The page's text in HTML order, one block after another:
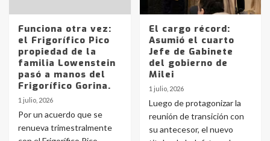
Funciona otra vez:
el Frigorífico Pico
propiedad de la
familia Lowenstein
pasó a manos del
Frigorífico Gorina.
1 julio, 2026
Por un acuerdo que se
renueva trimestralmente
El cargo récord:
Asumió el cuarto
Jefe de Gabinete
del gobierno de
Milei
1 julio, 2026
Luego de protagonizar la
reunión de transición con
su antecesor, el nuevo